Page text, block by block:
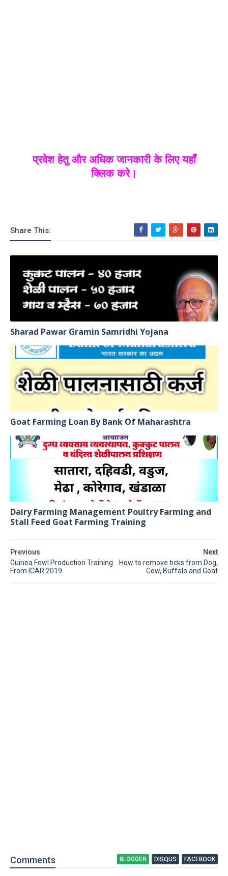
प्रवेश हेतु और अधिक जानकारी के लिए यहाँ
क्लिक करे।
Share This:
Sharad Pawar Gramin Samridhi Yojana
Goat Farming Loan By Bank Of Maharashtra
Dairy Farming Management Poultry Farming and
Stall Feed Goat Farming Training
Next
How to remove ticks from Dog,
Cow, Buffalo and Goat
Previous
Guinea Fowl Production Training
From ICAR 2019
Comments BLOGGER DISQUS FACEBOOK